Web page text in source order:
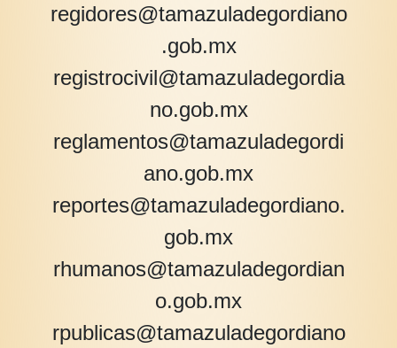
regidores@tamazuladegordiano
.gob.mx
registrocivil@tamazuladegordia
no.gob.mx
reglamentos@tamazuladegordi
ano.gob.mx
reportes@tamazuladegordiano.
gob.mx
rhumanos@tamazuladegordian
o.gob.mx
rpublicas@tamazuladegordiano